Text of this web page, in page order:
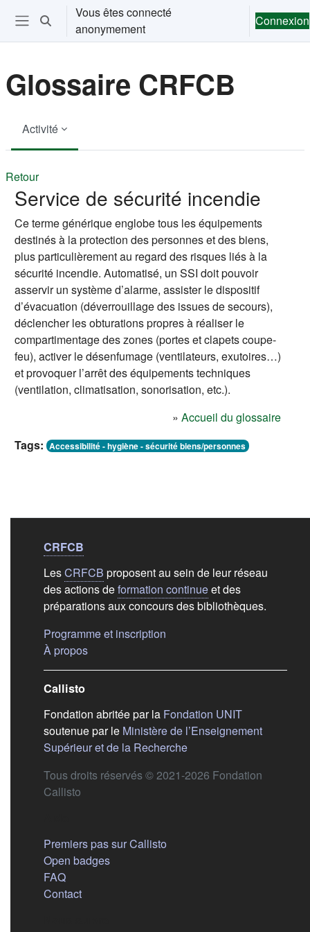
Passer au contenu principal
Ouvrir le menu de navigation
Activer/désactiver la saisie de recherche
Vous êtes connecté
anonymement
Connexion
Glossaire CRFCB
Activité
Retour
Service de sécurité incendie
Ce terme générique englobe tous les équipements
destinés à la protection des personnes et des biens,
plus particulièrement au regard des risques liés à la
sécurité incendie. Automatisé, un SSI doit pouvoir
asservir un système d’alarme, assister le dispositif
d’évacuation (déverrouillage des issues de secours),
déclencher les obturations propres à réaliser le
compartimentage des zones (portes et clapets coupe-
feu), activer le désenfumage (ventilateurs, exutoires…)
et provoquer l’arrêt des équipements techniques
(ventilation, climatisation, sonorisation, etc.).
» Accueil du glossaire
Tags: Accessibilité - hygiène - sécurité biens/personnes
Liens de bas de
CRFCB
LesCRFCB proposent au sein de leur réseau
des actions deformation continueet des
préparations aux concours des bibliothèques.
Programme et inscription
À propos(s'ouvre dans un nouvel onglet)
Callisto
Fondation abritée par la Fondation UNIT(s'ouvre
soutenue par le Ministère de l’Enseignement
Supérieur et de la Recherche(s'ouvre dans un nouvel
Tous droits réservés © 2021-2026 Fondation
Callisto
Premiers pas sur Callisto
Open badges
FAQ
Contact